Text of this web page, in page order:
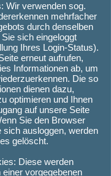
Wir verwenden sog.
mehrfacher
durch denselben
sich eingeloggt
Ihres Login-Status).
erneut aufrufen,
Informationen ab, um
Die so
dienen dazu,
optimieren und Ihnen
auf unsere Seite
Sie den Browser
sich ausloggen, werden
gelöscht.
Diese werden
vorgegebenen